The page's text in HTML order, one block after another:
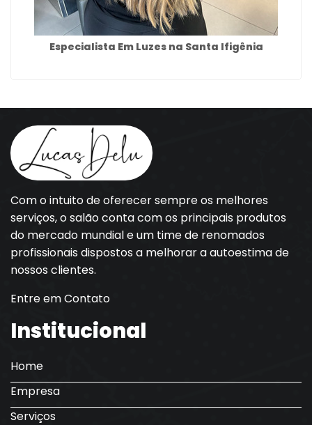
Especialista Em Luzes na Santa Ifigênia
Com o intuito de oferecer sempre os melhores
serviços, o salão conta com os principais produtos
do mercado mundial e um time de renomados
profissionais dispostos a melhorar a autoestima de
nossos clientes.
Entre em Contato
Institucional
Home
Empresa
Serviços